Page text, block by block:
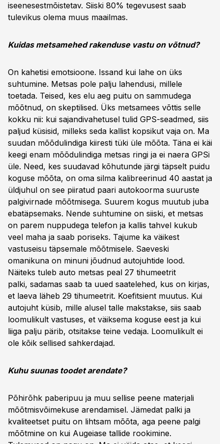
iseenesestmõistetav. Siiski 80% tegevusest saab
tulevikus olema muus maailmas.
Kuidas metsamehed rakenduse vastu on võtnud?
On kahetisi emotsioone. Issand kui lahe on üks
suhtumine. Metsas pole palju lahendusi, millele
toetada. Teised, kes elu aeg puitu on sammudega
mõõtnud, on skeptilised. Üks metsamees võttis selle
kokku nii: kui sajandivahetusel tulid GPS-seadmed, siis
paljud küsisid, milleks seda kallist kopsikut vaja on. Ma
suudan mõõdulindiga kiiresti tüki üle mõõta. Täna ei käi
keegi enam mõõdulindiga metsas ringi ja ei naera GPSi
üle. Need, kes suudavad kõhutunde järgi täpselt puidu
koguse mõõta, on oma silma kalibreerinud 40 aastat ja
üldjuhul on see piiratud paari autokoorma suuruste
palgivirnade mõõtmisega. Suurem kogus muutub juba
ebatäpsemaks. Nende suhtumine on siiski, et metsas
on parem nuppudega telefon ja kallis tahvel kukub
veel maha ja saab poriseks. Tajume ka väikest
vastuseisu täpsemale mõõtmisele. Saeveski
omanikuna on minuni jõudnud autojuhtide lood.
Näiteks tuleb auto metsas peal 27 tihumeetrit
palki, sadamas saab ta uued saatelehed, kus on kirjas,
et laeva läheb 29 tihumeetrit. Koefitsient muutus. Kui
autojuht küsib, mille alusel talle makstakse, siis saab
loomulikult vastuses, et väiksema koguse eest ja kui
liiga palju pärib, otsitakse teine vedaja. Loomulikult ei
ole kõik sellised sahkerdajad.
Kuhu suunas toodet arendate?
Põhirõhk paberipuu ja muu sellise peene materjali
mõõtmisvõimekuse arendamisel. Jämedat palki ja
kvaliteetset puitu on lihtsam mõõta, aga peene palgi
mõõtmine on kui Augeiase tallide rookimine.